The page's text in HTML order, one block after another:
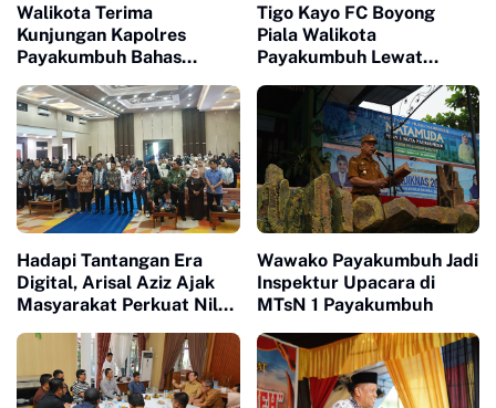
Walikota Terima
Kunjungan Kapolres
Payakumbuh Bahas
Hankamtibmas
Tigo Kayo FC Boyong
Piala Walikota
Payakumbuh Lewat
Hadapi Tantangan Era
Digital, Arisal Aziz Ajak
Masyarakat Perkuat Nilai
Wawako Payakumbuh Jadi
Inspektur Upacara di
MTsN 1 Payakumbuh